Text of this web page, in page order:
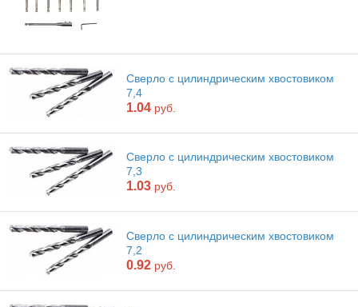
Сверло с цилиндрическим хвостовиком
7,4
1.04 руб.
Сверло с цилиндрическим хвостовиком
7,3
1.03 руб.
Сверло с цилиндрическим хвостовиком
7,2
0.92 руб.